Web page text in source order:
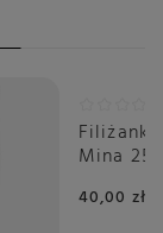
Mina
40,00 zł